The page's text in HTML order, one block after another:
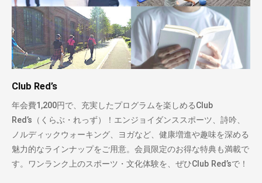
Club Red’s
年会費1,200円で、充実したプログラムを楽しめるClub
Red’s（くらぶ・れっず）！エンジョイダンススポーツ、詩吟、
ノルディックウォーキング、ヨガなど、健康増進や趣味を深める
魅力的なラインナップをご用意。会員限定のお得な特典も満載で
す。ワンランク上のスポーツ・文化体験を、ぜひClub Red’sで！